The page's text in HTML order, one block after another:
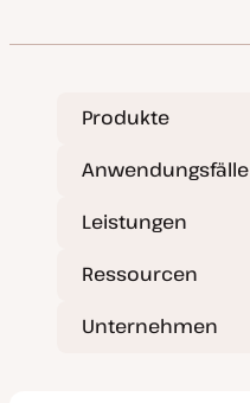
a
a
l
i
t
Produkte
Anwendungsfälle
Leistungen
Ressourcen
Unternehmen